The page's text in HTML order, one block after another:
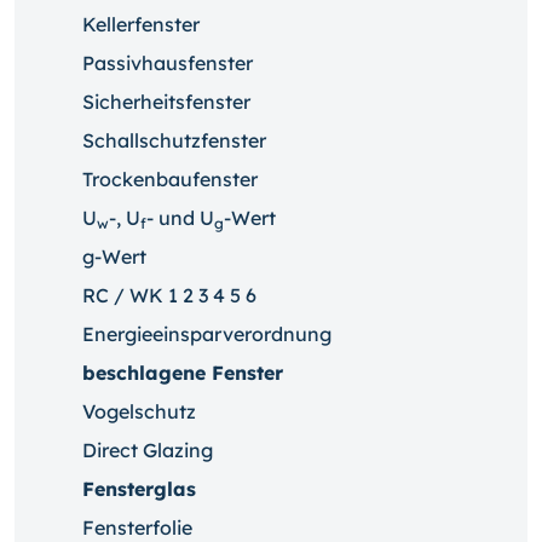
Kellerfenster
Passivhausfenster
Sicherheitsfenster
Schallschutzfenster
Trockenbaufenster
Uw-, Uf- und Ug-Wert
g-Wert
RC / WK 1 2 3 4 5 6
Energieeinsparverordnung
beschlagene Fenster
Vogelschutz
Direct Glazing
Fensterglas
Fensterfolie